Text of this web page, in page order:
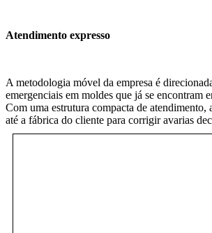
Atendimento expresso
A metodologia móvel da empresa é
emergenciais em moldes que já se encontram
Com uma estrutura compacta de atendimento,
até a fábrica do cliente para corrigir avarias